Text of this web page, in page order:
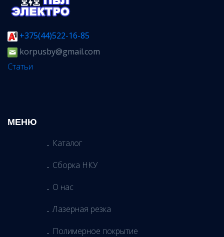
+375(44)522-16-85
korpusby@gmail.com
Статьи
МЕНЮ
Каталог
Сборка НКУ
О нас
Лазерная резка
Полимерное покрытие